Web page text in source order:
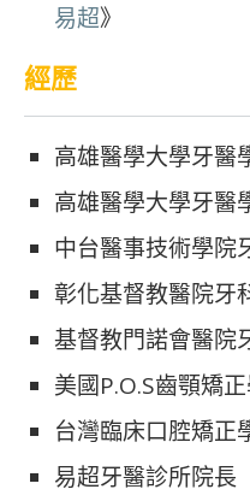
易超》
經歷
高雄醫學大學牙醫
高雄醫學大學牙醫
中台醫事技術學院
彰化基督教醫院牙
基督教門諾會醫院
美國P.O.S齒顎矯
台灣臨床口腔矯正
易超牙醫診所院長